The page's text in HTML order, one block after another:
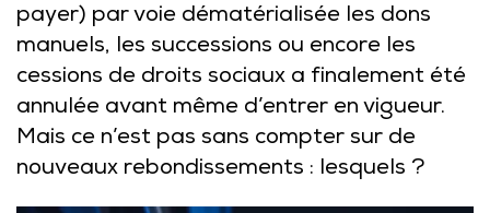
payer) par voie dématérialisée les dons
manuels, les successions ou encore les
cessions de droits sociaux a finalement été
annulée avant même d’entrer en vigueur.
Mais ce n’est pas sans compter sur de
nouveaux rebondissements : lesquels ?